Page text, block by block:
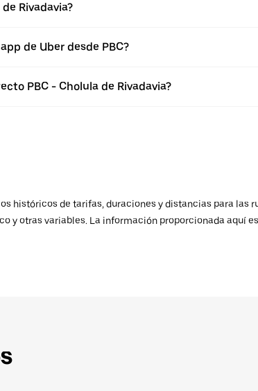
Rivadavia?
de Uber desde PBC?
PBC - Cholula de Rivadavia?
históricos de tarifas, duraciones y distancias para las
y otras variables. La información proporcionada aquí